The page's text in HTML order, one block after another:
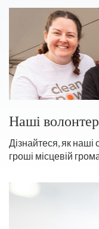
Наші
Дізнайтеся, як наші
гроші місцевій